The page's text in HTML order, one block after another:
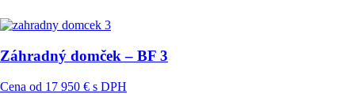
Záhradný domček – BF 3
Cena od 17 950 € s DPH